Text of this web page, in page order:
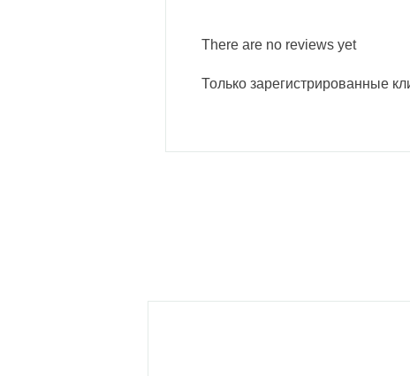
There are no reviews yet
Только зарегистрированные